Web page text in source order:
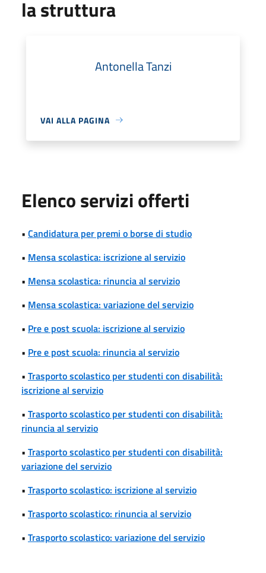
la struttura
Antonella Tanzi
VAI ALLA PAGINA
Elenco servizi offerti
• Candidatura per premi o borse di studio
• Mensa scolastica: iscrizione al servizio
• Mensa scolastica: rinuncia al servizio
• Mensa scolastica: variazione del servizio
• Pre e post scuola: iscrizione al servizio
• Pre e post scuola: rinuncia al servizio
• Trasporto scolastico per studenti con disabilità:
iscrizione al servizio
• Trasporto scolastico per studenti con disabilità:
rinuncia al servizio
• Trasporto scolastico per studenti con disabilità:
variazione del servizio
• Trasporto scolastico: iscrizione al servizio
• Trasporto scolastico: rinuncia al servizio
• Trasporto scolastico: variazione del servizio